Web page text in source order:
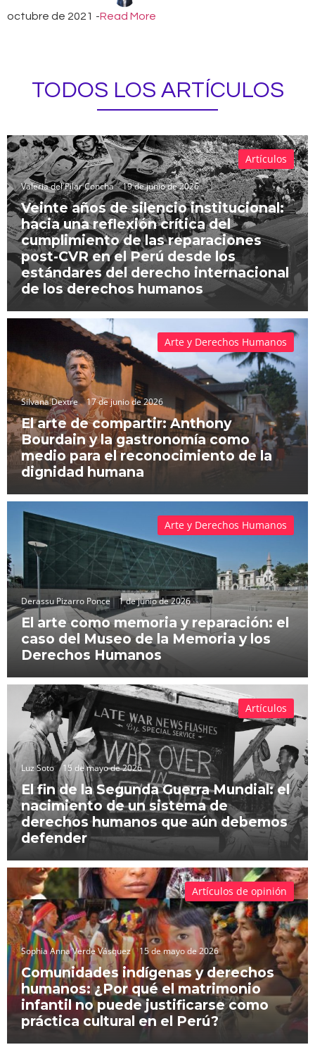
octubre de 2021 -Read More
TODOS LOS ARTÍCULOS
Valeria del Pilar Concha 19 de junio de 2026
Veinte años de silencio institucional:
hacia una reflexión crítica del
cumplimiento de las reparaciones
post-CVR en el Perú desde los
estándares del derecho internacional
de los derechos humanos
Artículos
Silvana Dextre 17 de junio de 2026
El arte de compartir: Anthony
Bourdain y la gastronomía como
medio para el reconocimiento de la
dignidad humana
Arte y Derechos Humanos
Derassu Pizarro Ponce 1 de junio de 2026
El arte como memoria y reparación: el
caso del Museo de la Memoria y los
Derechos Humanos
Arte y Derechos Humanos
Luz Soto 15 de mayo de 2026
El fin de la Segunda Guerra Mundial: el
nacimiento de un sistema de
derechos humanos que aún debemos
defender
Artículos
Sophia Anna Verde Vásquez 15 de mayo de 2026
Comunidades indígenas y derechos
humanos: ¿Por qué el matrimonio
infantil no puede justificarse como
práctica cultural en el Perú?
Artículos de opinión